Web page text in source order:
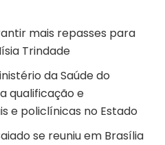
mais repasses para
Trindade
da Saúde do
qualificação e
e policlínicas no Estado
se reuniu em Brasília